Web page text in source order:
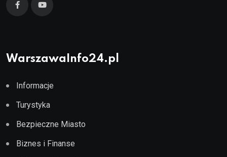
WarszawaInfo24.pl
Informacje
Turystyka
Bezpieczne Miasto
Biznes i Finanse